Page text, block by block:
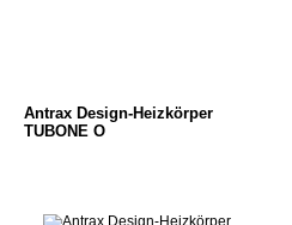
Antrax Design-Heizkörper
TUBONE O